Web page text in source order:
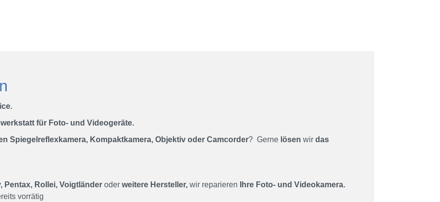
Service.
für Foto- und Videogeräte.
Spiegelreflexkamera, Kompaktkamera, Objektiv oder Camcorder? Gerne lösen wirdas
Pentax, Rollei, Voigtländer oderweitere Hersteller,wir reparieren
Ihre Foto- und Videokamera.
vorrätig